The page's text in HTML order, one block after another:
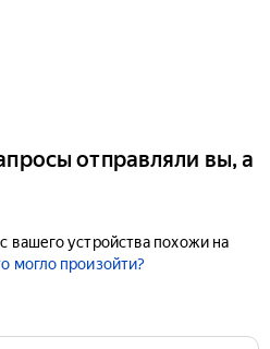
отправляли вы, а
вашего устройства похожи на
могло произойти?